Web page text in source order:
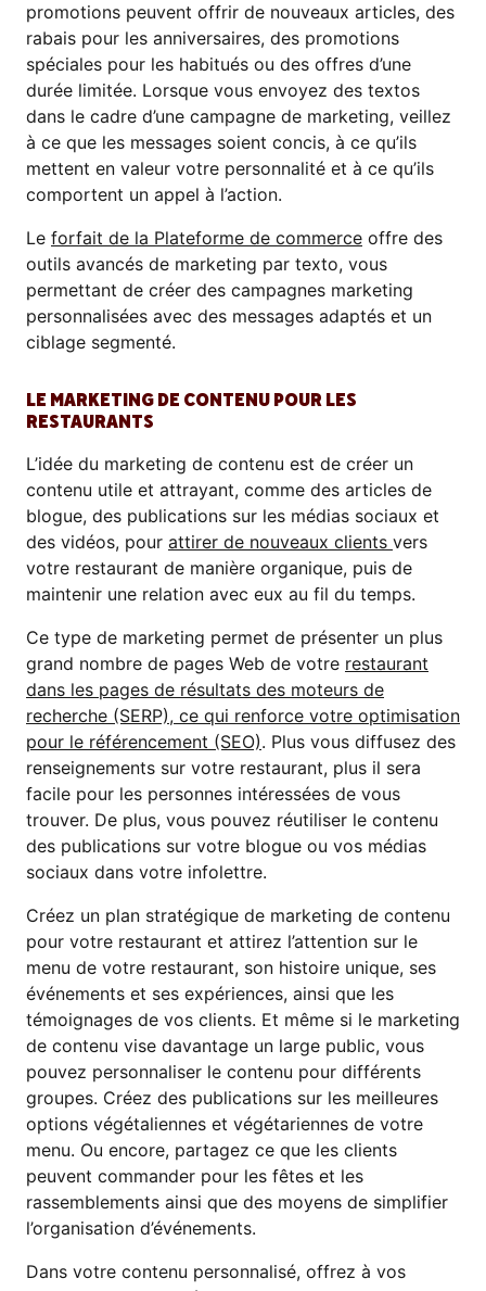
promotions peuvent offrir de nouveaux articles, des
rabais pour les anniversaires, des promotions
spéciales pour les habitués ou des offres d’une
durée limitée. Lorsque vous envoyez des textos
dans le cadre d’une campagne de marketing, veillez
à ce que les messages soient concis, à ce qu’ils
mettent en valeur votre personnalité et à ce qu’ils
comportent un appel à l’action.
Le forfait de la Plateforme de commerce offre des
outils avancés de marketing par texto, vous
permettant de créer des campagnes marketing
personnalisées avec des messages adaptés et un
ciblage segmenté.
LE MARKETING DE CONTENU POUR LES
RESTAURANTS
L’idée du marketing de contenu est de créer un
contenu utile et attrayant, comme des articles de
blogue, des publications sur les médias sociaux et
des vidéos, pour attirer de nouveaux clients vers
votre restaurant de manière organique, puis de
maintenir une relation avec eux au fil du temps.
Ce type de marketing permet de présenter un plus
grand nombre de pages Web de votre restaurant
dans les pages de résultats des moteurs de
recherche (SERP), ce qui renforce votre optimisation
pour le référencement (SEO). Plus vous diffusez des
renseignements sur votre restaurant, plus il sera
facile pour les personnes intéressées de vous
trouver. De plus, vous pouvez réutiliser le contenu
des publications sur votre blogue ou vos médias
sociaux dans votre infolettre.
Créez un plan stratégique de marketing de contenu
pour votre restaurant et attirez l’attention sur le
menu de votre restaurant, son histoire unique, ses
événements et ses expériences, ainsi que les
témoignages de vos clients. Et même si le marketing
de contenu vise davantage un large public, vous
pouvez personnaliser le contenu pour différents
groupes. Créez des publications sur les meilleures
options végétaliennes et végétariennes de votre
menu. Ou encore, partagez ce que les clients
peuvent commander pour les fêtes et les
rassemblements ainsi que des moyens de simplifier
l’organisation d’événements.
Dans votre contenu personnalisé, offrez à vos